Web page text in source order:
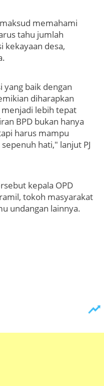
memahami
tahu jumlah
kekayaan desa,
yang baik dengan
diharapkan
lebih tepat
BPD bukan hanya
harus mampu
hati," lanjut PJ
kepala OPD
tokoh masyarakat
undangan lainnya.